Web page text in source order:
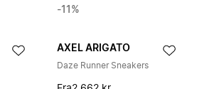
-11%
AXEL ARIGATO
Daze Runner Sneakers